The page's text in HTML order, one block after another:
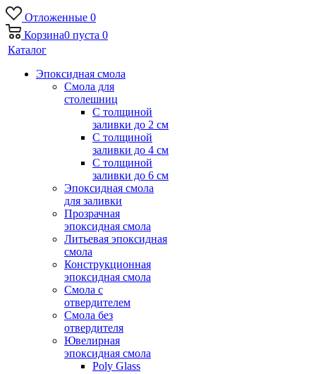
Отложенные 0
Корзина0 пуста 0
Каталог
Эпоксидная смола
Смола для
столешниц
С толщиной
заливки до 2 см
С толщиной
заливки до 4 см
С толщиной
заливки до 6 см
Эпоксидная смола
для заливки
Прозрачная
эпоксидная смола
Литьевая эпоксидная
смола
Конструкционная
эпоксидная смола
Смола с
отвердителем
Смола без
отвердителя
Ювелирная
эпоксидная смола
Poly Glass